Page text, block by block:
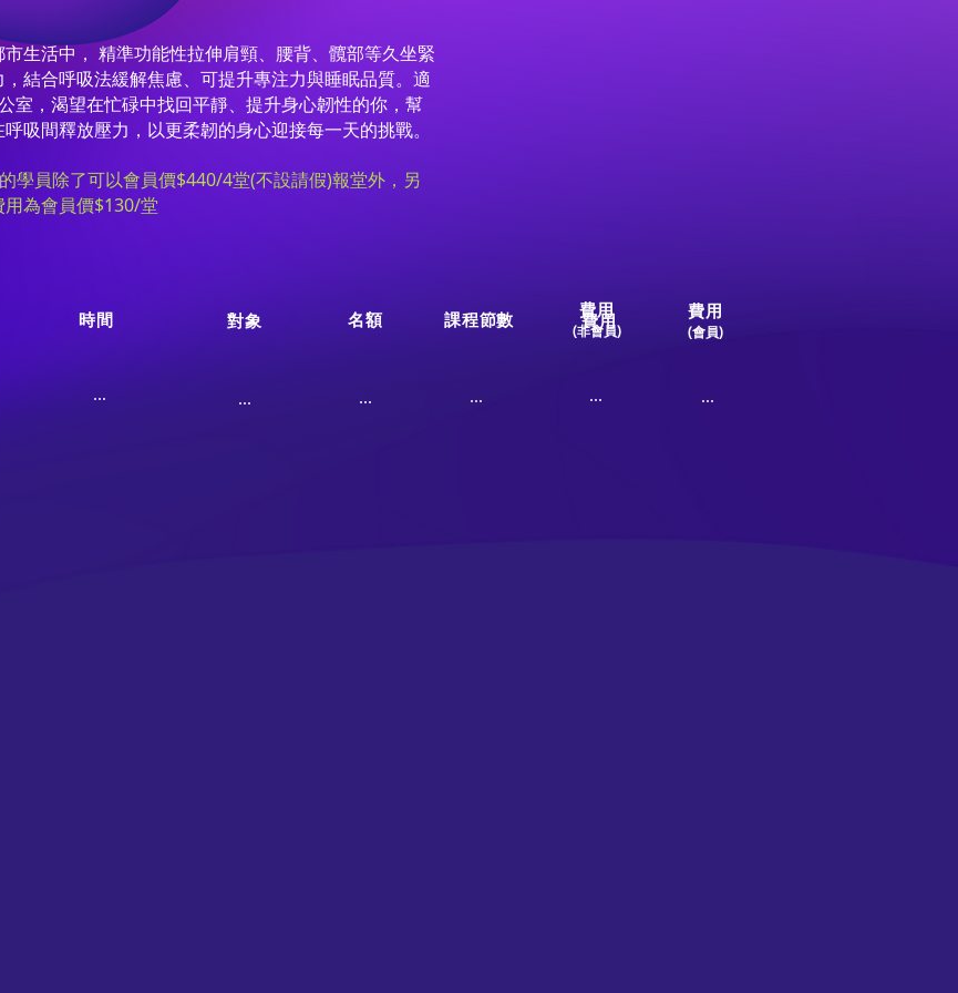
生活中， 精準功能性拉伸肩頸、腰背、髖部等久坐緊
結合呼吸法緩解焦慮、可提升專注力與睡眠品質。適
室，渴望在忙碌中找回平靜、提升身心韌性的你，幫
吸間釋放壓力，以更柔韌的身心迎接每一天的挑戰。
學員除了可以會員價$440/4堂(不設請假)報堂外，另
為會員價$130/堂
時間 對象 名額 課程節數 費用
費用
(非會員)
費用
(會員)
... ... ... ... ... ...